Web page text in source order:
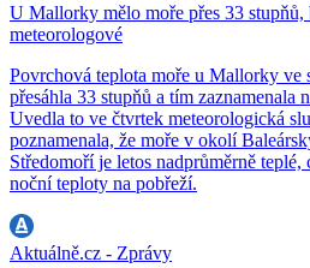
U Mallorky mělo moře přes 33
meteorologové
Povrchová teplota moře u Mallorky ve
přesáhla 33 stupňů a tím zaznamenala
Uvedla to ve čtvrtek meteorologická
poznamenala, že moře v okolí
Středomoří je letos nadprůměrně
noční teploty na pobřeží.
Aktuálně.cz - Zprávy